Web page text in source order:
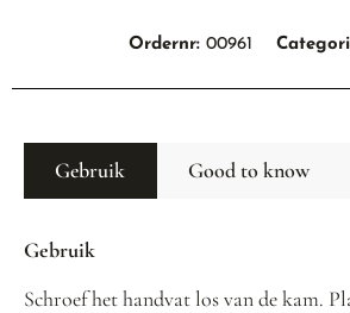
Ordernr: 00961
Gebruik Good to know
Gebruik
Schroef het handvat los van de kam.